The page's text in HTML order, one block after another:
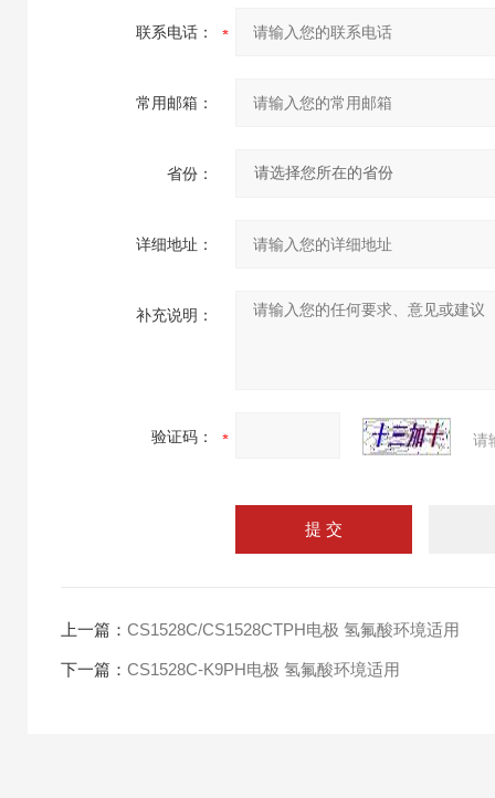
联系电话：
常用邮箱：
省份：
详细地址：
补充说明：
验证码： 请
上一篇： CS1528C/CS1528CTPH电极 氢氟酸环境适用
下一篇： CS1528C-K9PH电极 氢氟酸环境适用